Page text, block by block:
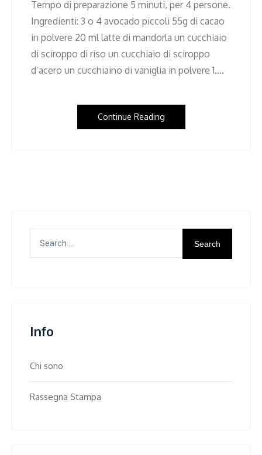
Tempo di preparazione 5 minuti, per 4 persone.
Ingredienti: 3 o 4 avocado piccoli 55g di cacao
in polvere 20 ml latte di mandorla un cucchiaio
di sciroppo di riso un cucchiaio di sciroppo
d’acero un cucchiaino di vaniglia in polvere 1….
Continue Reading
for:
Info
Chi sono
Rassegna Stampa